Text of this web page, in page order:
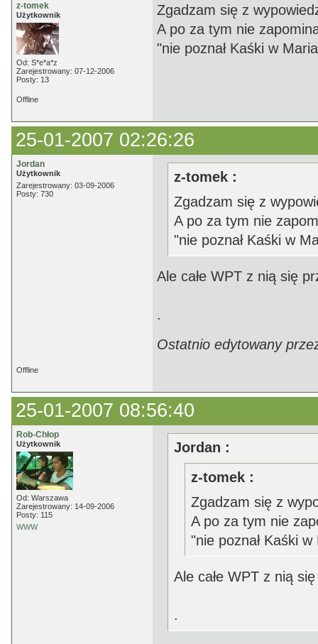
z-tomek
Użytkownik
Od: S*e*a*z
Zarejestrowany: 07-12-2006
Posty: 13
Zgadzam się z
A po za tym nie
"nie poznał Kaśki w
Offline
25-01-2007 02:26:26
Jordan
Użytkownik
Zarejestrowany: 03-09-2006
Posty: 730
z-tomek :
Zgadzam się z
A po za tym nie
"nie poznał Kaśki w
Ale całe WPT z nią się
.
Ostatnio edytowany
Offline
25-01-2007 08:56:40
Rob-Chłop
Użytkownik
Od: Warszawa
Zarejestrowany: 14-09-2006
Posty: 115
WWW
Jordan :
z-tomek :
Zgadzam się z
A po za tym nie
"nie poznał Kaśki w
Ale całe WPT z nią
.